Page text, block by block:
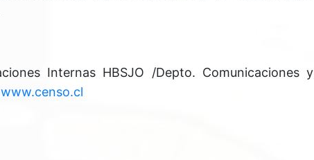
Internas HBSJO /Depto. Comunicaciones y
www.censo.cl